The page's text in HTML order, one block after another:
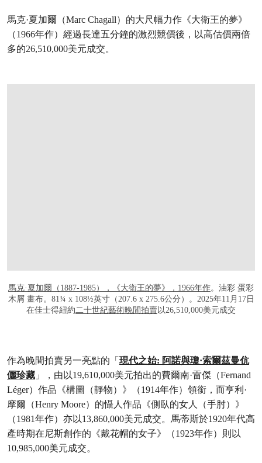
馬克·夏加爾（Marc Chagall）的大尺幅力作《大衛王的夢》
（1966年作）經過長達五分鐘的激烈競價後，以高估價兩倍
多的26,510,000美元成交。
馬克·夏加爾（1887-1985），《大衛王的夢》，1966年作。油彩 蛋彩
木屑 畫布。81¾ x 108½英寸（207.6 x 275.6公分）。2025年11月17日
在佳士得紐約二十世紀藝術晚間拍賣 以26,510,000美元成交
作為晚間拍賣另一亮點的「 現代之始: 阿諾與瓊·索爾茲曼伉
儷珍藏 」，由以19,610,000美元拍出的費爾南·雷傑（Fernand
Léger）作品《構圖（靜物）》（1914年作）領銜，而亨利·
摩爾（Henry Moore）的懾人作品《側臥的女人（手肘）》
（1981年作）亦以13,860,000美元成交。馬蒂斯於1920年代高
產時期在尼斯創作的《戴花帽的女子》（1923年作）則以
10,985,000美元成交。